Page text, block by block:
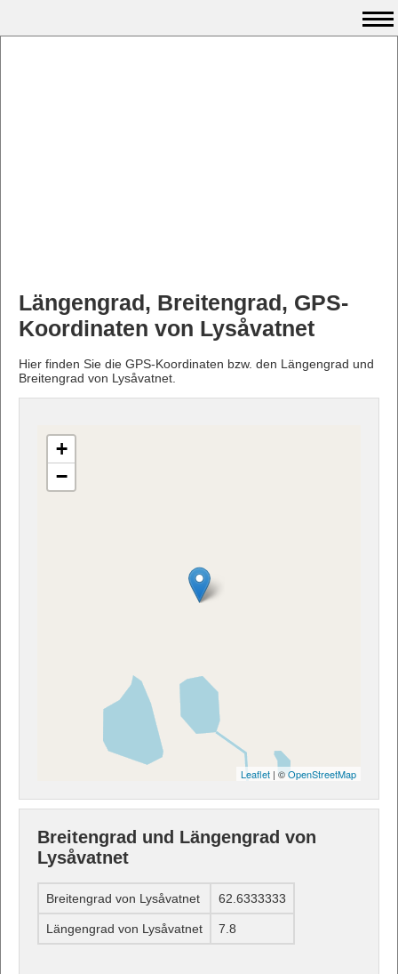
Längengrad, Breitengrad, GPS-
Koordinaten von Lysåvatnet
Hier finden Sie die GPS-Koordinaten bzw. den Längengrad und
Breitengrad von Lysåvatnet.
+
−
Leaflet | ©OpenStreetMap
Breitengrad und Längengrad von
Lysåvatnet
Breitengrad von Lysåvatnet 62.6333333
Längengrad von Lysåvatnet 7.8